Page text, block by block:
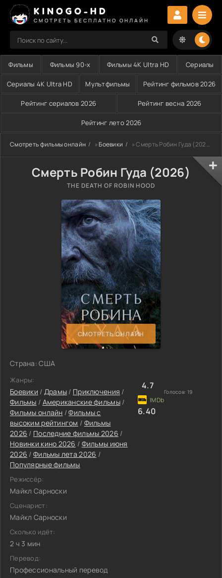
KINOGO-HD
СМОТРЕТЬ БЕСПЛАТНО ОНЛАЙН
Фильмы Фильмы 90-х Фильмы 4K Ultra HD Сериалы
Сериалы 4K Ultra HD Мультфильмы Рейтинг фильмов 2026
Рейтинг сериалов 2026 Рейтинг весна 2026
Рейтинг лето 2026
Смотреть фильмы онлайн »Боевики » Смерть Робин Гуда (2026)
Смерть Робин Гуда (2026)
THE DEATH OF ROBIN HOOD
СМОТРЕТЬ ОНЛАЙН
Страна: США
Жанры:
Боевики / Драмы / Приключения /
Фильмы / Американские фильмы/
Фильмы онлайн /Фильмы с
высоким рейтингом / Фильмы
2026 / Последние фильмы 2026 /
Новинки кино 2026 / Фильмы июня
2026 / Фильмы лета 2026 /
Популярные фильмы
Режиссёр:
Майкл Сарноски
Сценарист:
Майкл Сарноски
Сколько идёт:
2 ч 3 мин
Перевод:
Профессиональный перевод
4.7
Голосов: 19
6.40